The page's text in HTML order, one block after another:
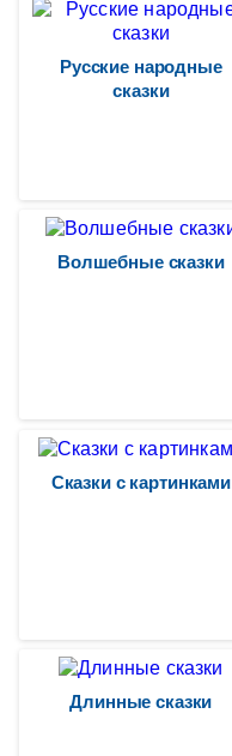
Русские народные
сказки
Волшебные сказки
Сказки с картинками
Длинные сказки